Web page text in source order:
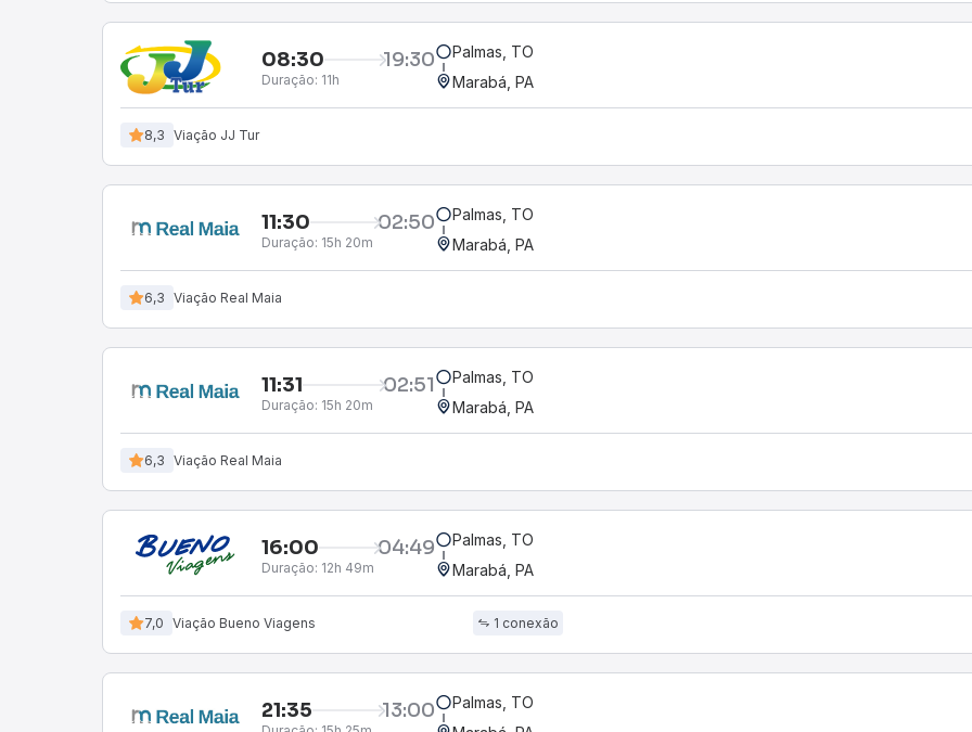
08:30 19:30
Duração: 11h
Palmas, TO
Marabá, PA
8,3 Viação JJ Tur
11:30 02:50
Duração: 15h 20m
Palmas, TO
Marabá, PA
6,3 Viação Real Maia
11:31 02:51
Duração: 15h 20m
Palmas, TO
Marabá, PA
6,3 Viação Real Maia
16:00 04:49
Duração: 12h 49m
Palmas, TO
Marabá, PA
7,0 Viação Bueno Viagens 1 conexão
21:35 13:00
Palmas, TO